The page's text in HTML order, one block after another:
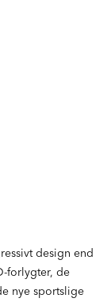
design end
forlygter, de
nye sportslige